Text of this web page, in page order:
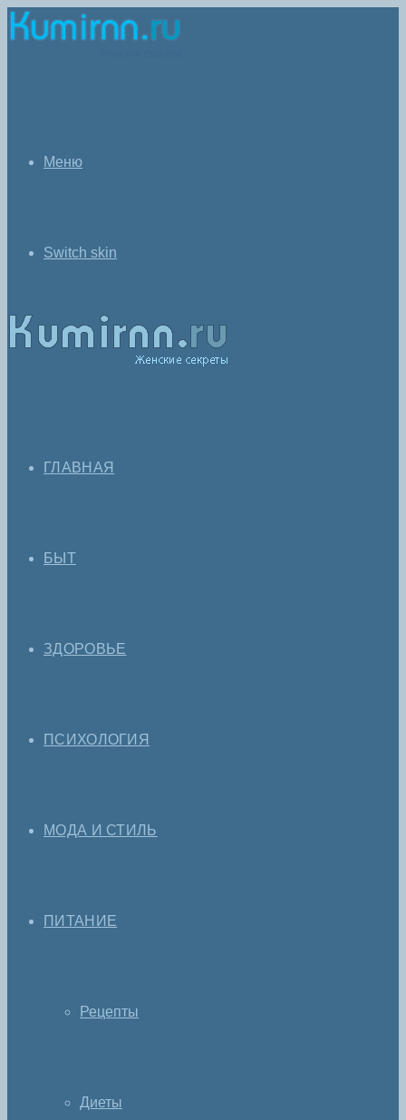
Меню
Switch skin
ГЛАВНАЯ
БЫТ
ЗДОРОВЬЕ
ПСИХОЛОГИЯ
МОДА И СТИЛЬ
ПИТАНИЕ
Рецепты
Диеты